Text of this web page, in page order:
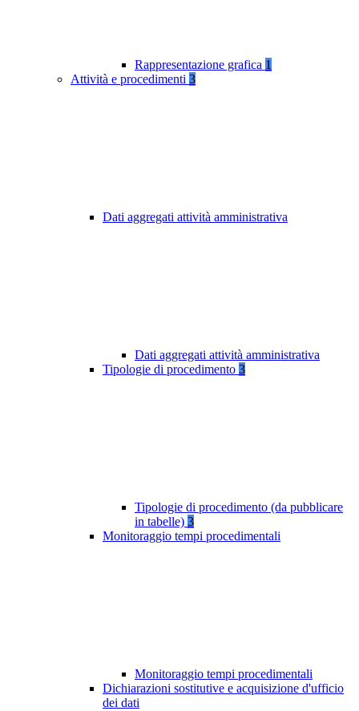
Rappresentazione grafica 1
Attività e procedimenti 3
Dati aggregati attività amministrativa
Dati aggregati attività amministrativa
Tipologie di procedimento 3
Tipologie di procedimento (da pubblicare
in tabelle) 3
Monitoraggio tempi procedimentali
Monitoraggio tempi procedimentali
Dichiarazioni sostitutive e acquisizione d'ufficio
dei dati